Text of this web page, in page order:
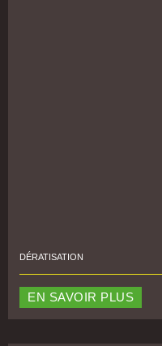
DÉRATISATION
EN SAVOIR PLUS